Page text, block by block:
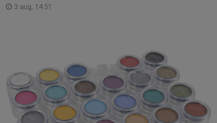
3 aug, 14:51